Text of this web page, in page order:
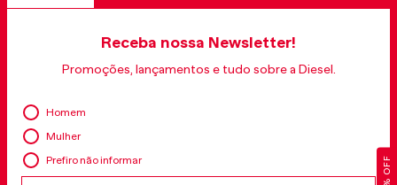
Receba nossa Newsletter!
Promoções, lançamentos e tudo sobre a Diesel.
Homem
Mulher
Prefiro não informar